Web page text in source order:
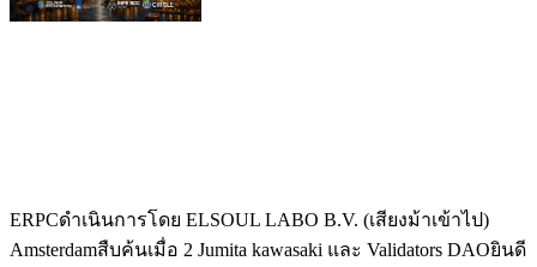
ERPCดําเนินการโดย ELSOUL LABO B.V. (เสียงม้าเข้าไป)
Amsterdamสืบค้นเมื่อ 2 Jumita kawasaki และ Validators DAOยินดี